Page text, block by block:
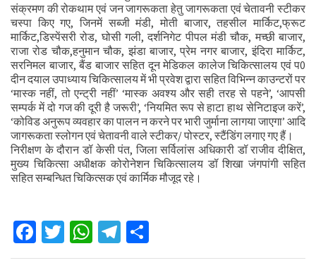
संक्रमण की रोकथाम एवं जन जागरूकता हेतु जागरूकता एवं चेतावनी स्टीकर
चस्पा किए गए, जिनमें सब्जी मंडी, मोती बाजार, तहसील मार्किट,फ्रूट
मार्किट,डिस्पेंसरी रोड, घोसी गली, दर्शनिगेट पीपल मंडी चौक, मच्छी बाजार,
राजा रोड चौक,हनुमान चौक, झंडा बाजार, प्रेम नगर बाजार, इंदिरा मार्किट,
सरनिमल बाजार, बैंड बाजार सहित दून मेडिकल कालेज चिकित्सालय एवं प0
दीन दयाल उपाध्याय चिकित्सालय में भी प्रवेश द्वारा सहित विभिन्न काउन्टरों पर
‘मास्क नहीं, तो एन्ट्री नहीं’ ‘मास्क अवश्य और सही तरह से पहने’, ‘आपसी
सम्पर्क में दो गज की दूरी है जरूरी’, ‘नियमित रूप से हाटा हाथ सेनिटाइज करें’,
‘कोविड अनुरूप व्यवहार का पालन न करने पर भारी जुर्माना लागया जाएगा’ आदि
जागरूकता स्लोगन एवं चेतावनी वाले स्टीकर/ पोस्टर, स्टैंडिंग लगाए गए हैं।
निरीक्षण के दौरान डॉ केसी पंत, जिला सर्विलांस अधिकारी डॉ राजीव दीक्षित,
मुख्य चिकित्सा अधीक्षक कोरोनेशन चिकित्सालय डॉ शिखा जंगपांगी सहित
सहित सम्बन्धित चिकित्सक एवं कार्मिक मौजूद रहे।
Facebook
Twitter
WhatsApp
Telegram